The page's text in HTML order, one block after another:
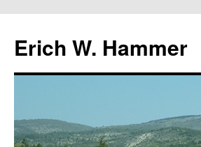
Erich W. Hammer